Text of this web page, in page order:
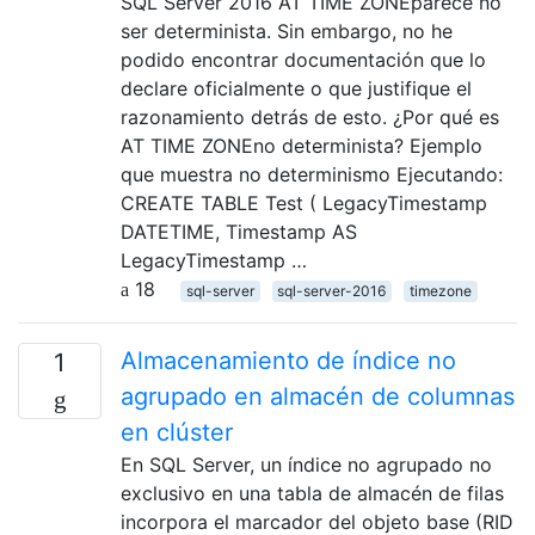
ser determinista. Sin embargo, no he
podido encontrar documentación que lo
declare oficialmente o que justifique el
razonamiento detrás de esto. ¿Por qué es
AT TIME ZONEno determinista? Ejemplo
que muestra no determinismo Ejecutando:
CREATE TABLE Test ( LegacyTimestamp
DATETIME, Timestamp AS
LegacyTimestamp …
18
sql-server sql-server-2016 timezone
1
Almacenamiento de índice no
agrupado en almacén de columnas
en clúster
En SQL Server, un índice no agrupado no
exclusivo en una tabla de almacén de filas
incorpora el marcador del objeto base (RID